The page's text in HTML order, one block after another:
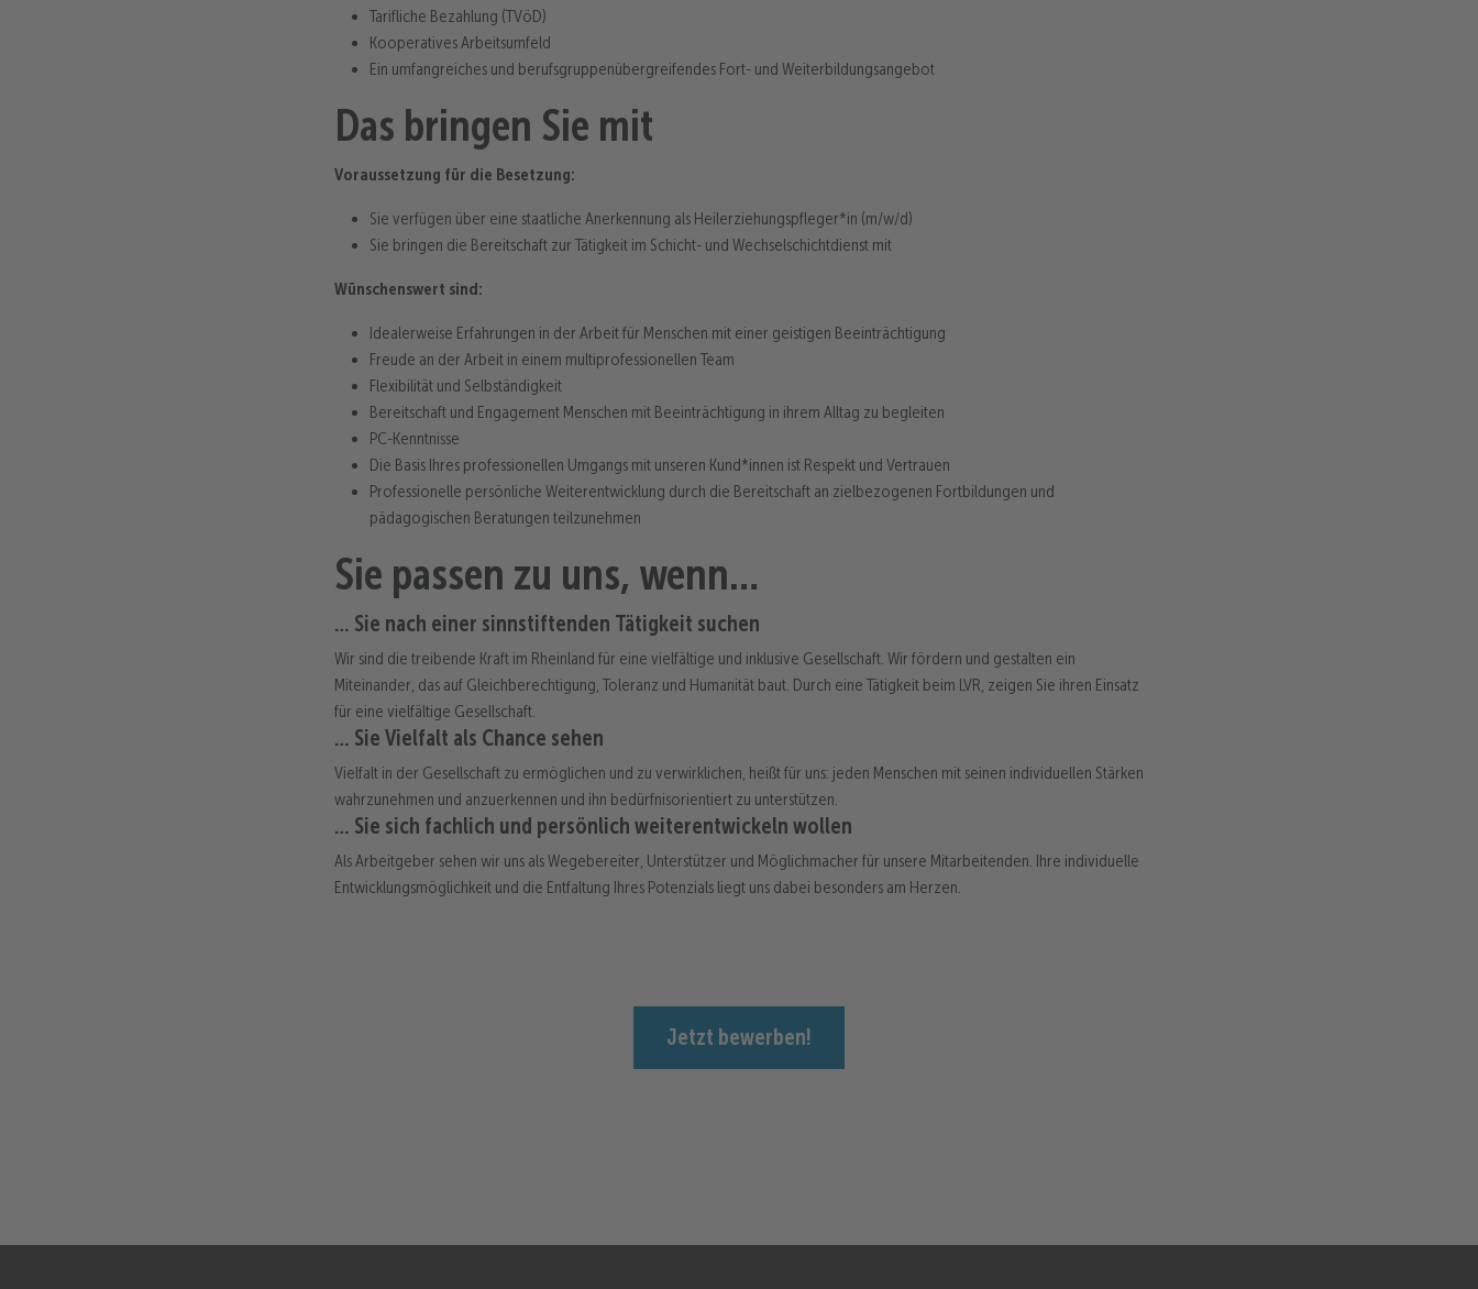
Tarifliche Bezahlung (TVöD)
Kooperatives Arbeitsumfeld
Ein umfangreiches und berufsgruppenübergreifendes Fort- und Weiterbildungsangebot
Das bringen Sie mit
Voraussetzung für die Besetzung:
Sie verfügen über eine staatliche Anerkennung als Heilerziehungspfleger*in (m/w/d)
Sie bringen die Bereitschaft zur Tätigkeit im Schicht- und Wechselschichtdienst mit
Wünschenswert sind:
Idealerweise Erfahrungen in der Arbeit für Menschen mit einer geistigen Beeinträchtigung
Freude an der Arbeit in einem multiprofessionellen Team
Flexibilität und Selbständigkeit
Bereitschaft und Engagement Menschen mit Beeinträchtigung in ihrem Alltag zu begleiten
PC-Kenntnisse
Die Basis Ihres professionellen Umgangs mit unseren Kund*innen ist Respekt und Vertrauen
Professionelle persönliche Weiterentwicklung durch die Bereitschaft an zielbezogenen Fortbildungen und
pädagogischen Beratungen teilzunehmen
Sie passen zu uns, wenn…
… Sie nach einer sinnstiftenden Tätigkeit suchen
Wir sind die treibende Kraft im Rheinland für eine vielfältige und inklusive Gesellschaft. Wir fördern und gestalten ein
Miteinander, das auf Gleichberechtigung, Toleranz und Humanität baut. Durch eine Tätigkeit beim LVR, zeigen Sie ihren Einsatz
für eine vielfältige Gesellschaft.
… Sie Vielfalt als Chance sehen
Vielfalt in der Gesellschaft zu ermöglichen und zu verwirklichen, heißt für uns: jeden Menschen mit seinen individuellen Stärken
wahrzunehmen und anzuerkennen und ihn bedürfnisorientiert zu unterstützen.
… Sie sich fachlich und persönlich weiterentwickeln wollen
Als Arbeitgeber sehen wir uns als Wegebereiter, Unterstützer und Möglichmacher für unsere Mitarbeitenden. Ihre individuelle
Entwicklungsmöglichkeit und die Entfaltung Ihres Potenzials liegt uns dabei besonders am Herzen.
Jetzt bewerben!